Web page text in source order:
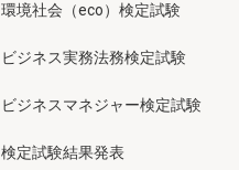
環境社会（eco）検定試験
ビジネス実務法務検定試験
ビジネスマネジャー検定試験
検定試験結果発表